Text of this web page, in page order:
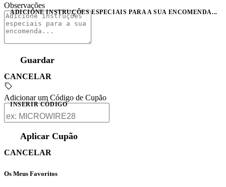
Observações
ADICIONE INSTRUÇÕES ESPECIAIS PARA A SUA ENCOMENDA...
Guardar
CANCELAR
Adicionar um Código de Cupão
INSERIR CÓDIGO
Aplicar Cupão
CANCELAR
Os Meus Favoritos